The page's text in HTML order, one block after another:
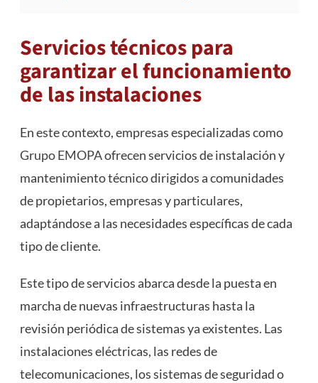
Servicios técnicos para
garantizar el funcionamiento
de las instalaciones
En este contexto, empresas especializadas como
Grupo EMOPAofrecen servicios de instalación y
mantenimiento técnico dirigidos a comunidades
de propietarios, empresas y particulares,
adaptándose a las necesidades específicas de cada
tipo de cliente.
Este tipo de servicios abarca desde la puesta en
marcha de nuevas infraestructuras hasta la
revisión periódica de sistemas ya existentes. Las
instalaciones eléctricas, las redes de
telecomunicaciones, los sistemas de seguridad o